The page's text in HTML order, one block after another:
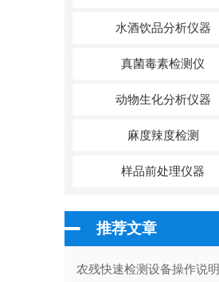
水酒饮品分析仪器
真菌毒素检测仪
动物生化分析仪器
麻度辣度检测
样品前处理仪器
推荐文章
农残快速检测设备操作说明